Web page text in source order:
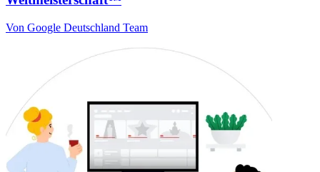
Von Google Deutschland Team